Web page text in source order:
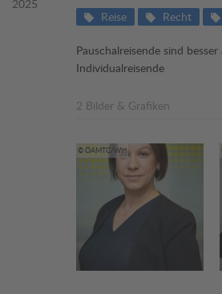
2025
Reise
Recht
Pauschalreisende sind
Individualreisende
2 Bilder & Grafiken
© ÖAMTC/Wirl